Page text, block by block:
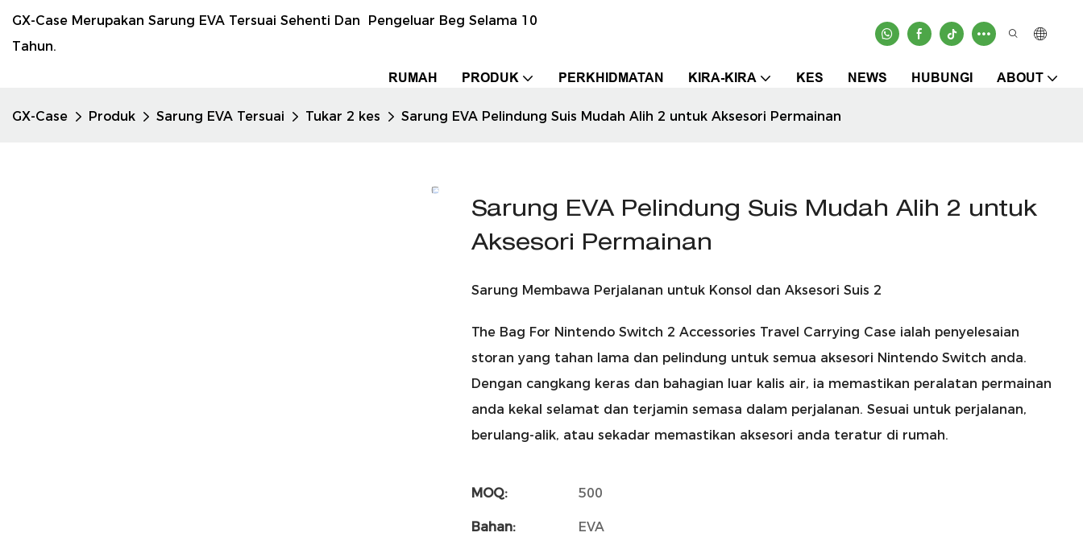
GX-Case Merupakan Sarung EVA Tersuai Sehenti Dan Pengeluar Beg Selama 10
Tahun.
RUMAH PRODUK PERKHIDMATAN KIRA-KIRA KES NEWS HUBUNGI ABOUT
GX-Case Produk Sarung EVA Tersuai Tukar 2 kes Sarung EVA Pelindung Suis Mudah Alih 2 untuk Aksesori Permainan
Sarung EVA Pelindung Suis Mudah Alih 2 untuk
Aksesori Permainan
Sarung Membawa Perjalanan untuk Konsol dan Aksesori Suis 2
The Bag For Nintendo Switch 2 Accessories Travel Carrying Case ialah penyelesaian
storan yang tahan lama dan pelindung untuk semua aksesori Nintendo Switch anda.
Dengan cangkang keras dan bahagian luar kalis air, ia memastikan peralatan permainan
anda kekal selamat dan terjamin semasa dalam perjalanan. Sesuai untuk perjalanan,
berulang-alik, atau sekadar memastikan aksesori anda teratur di rumah.
MOQ: 500
Bahan: EVA